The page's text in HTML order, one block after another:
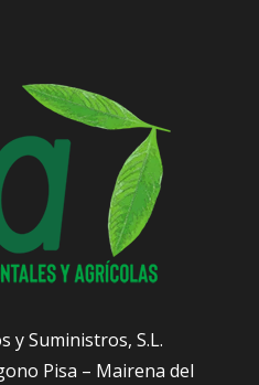
y Suministros, S.L.
Pisa – Mairena del